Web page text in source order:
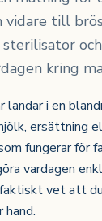
till
sterilisator
kring
i en
ersättning
fungerar för
vardagen
vet att